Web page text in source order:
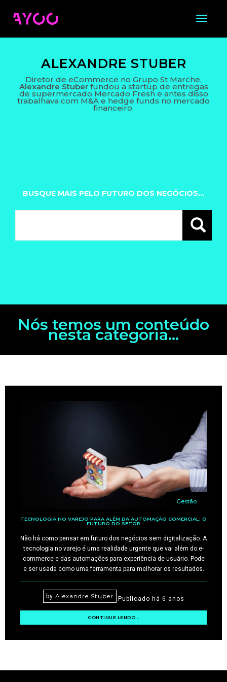
ALEXANDRE STUBER
Diretor de eCommerce no Grupo St Marche,
Alexandre Stuberfundou a startup de entregas
de supermercado Mercado Fresh e antes disso
trabalhava com M&A e hedge funds no mercado
financeiro.
BUSQUE MAIS PELO FUTURO DOS NEGÓCIOS...
Nós temos um conteúdo
nesta categoria...
Gestão
TECNOLOGIA NO VAREJO PARA ALÉM DA AUTOMAÇÃO COMERCIAL: O
FUTURO DO SETOR
Não há como pensar em futuro dos negócios sem digitalização. A
tecnologia no varejo é uma realidade urgente que vai além do e-
commerce e das automações para experiência de usuário. Pode
e ser usada como uma ferramenta para melhorar os resultados.
by Alexandre Stuber Publicado há 6 anos
CONTINUE LENDO...